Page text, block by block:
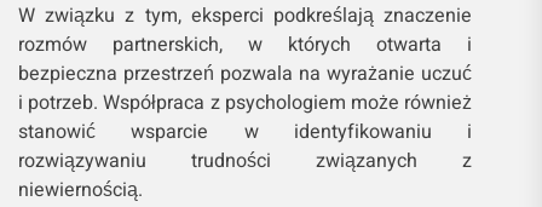
W związku z tym, eksperci podkreślają znaczenie
rozmów partnerskich, w których otwarta i
bezpieczna przestrzeń pozwala na wyrażanie uczuć
i potrzeb. Współpraca z psychologiem może również
stanowić wsparcie w identyfikowaniu i
rozwiązywaniu trudności związanych z
niewiernością.